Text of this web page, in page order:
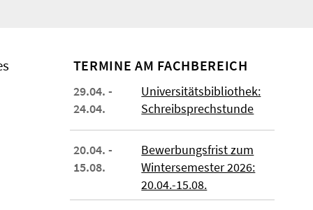
TERMINE AM FACHBEREICH
29.04. -
24.04.
Universitätsbibliothek:
Schreibsprechstunde
20.04. -
15.08.
Bewerbungsfrist zum
Wintersemester 2026:
20.04.-15.08.